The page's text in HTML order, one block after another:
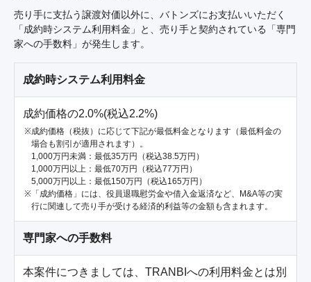
売り手に支払う譲渡対価以外に、バトンズにお支払いいただく
「成約時システム利用料金」と、売り手と契約されている「専門
家への手数料」が発生します。
成約時システム利用料金
成約価格の2.0%(税込2.2%)
成約価格（税抜）に応じて下記が最低料金となります（最低料金の
場合も割引が適用されます）。
1,000万円未満：最低35万円（税込38.5万円）
1,000万円以上：最低70万円（税込77万円）
5,000万円以上：最低150万円（税込165万円）
「成約価格」には、役員退職慰労金や借入金返済など、M&A等の実
行に関連して売り手が受ける経済的利益等の金額も含まれます。
専門家への手数料
本案件につきましては、TRANBIへの利用料金とは別